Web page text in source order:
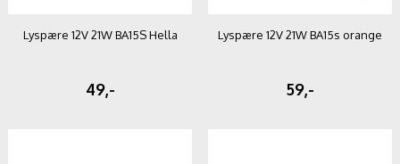
Lyspære 12V 21W BA15S Hella
49,-
Lyspære 12V 21W BA15s orange
59,-